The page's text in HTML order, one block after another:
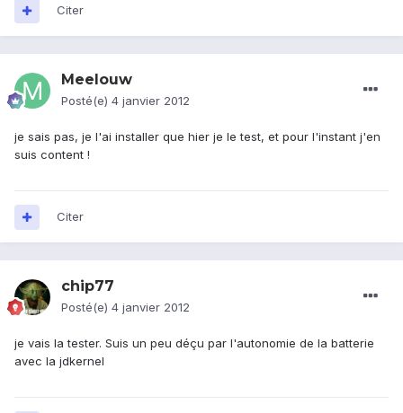
Citer
Meelouw
Posté(e) 4 janvier 2012
je sais pas, je l'ai installer que hier je le test, et pour l'instant j'en
suis content !
Citer
chip77
Posté(e) 4 janvier 2012
je vais la tester. Suis un peu déçu par l'autonomie de la batterie
avec la jdkernel